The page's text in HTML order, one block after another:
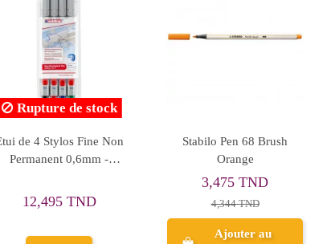
Stylo Trion+ Noir - Claro
0,904 TND
Ajouter au
Stylo-feutre Triangulaire -
Gris Claire - STAEDTLER
-Triplus® Color 323
0,904 TND